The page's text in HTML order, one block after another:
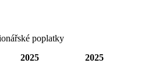
poplatky
2025 2025